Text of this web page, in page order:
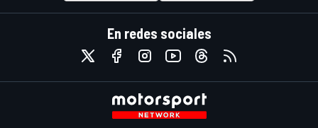
En redes sociales